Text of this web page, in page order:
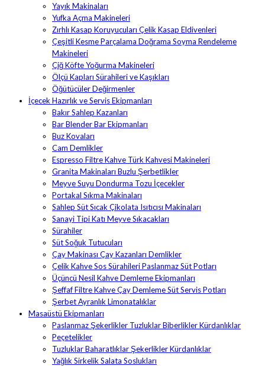
Yayık Makinaları
Yufka Açma Makineleri
Zırhlı Kasap Koruyucuları Çelik Kasap Eldivenleri
Çeşitli Kesme Parçalama Doğrama Soyma Rendeleme
Makineleri
Çiğ Köfte Yoğurma Makineleri
Ölçü Kapları Sürahileri ve Kaşıkları
Öğütücüler Değirmenler
İçecek Hazırlık ve Servis Ekipmanları
Bakır Sahlep Kazanları
Bar Blender Bar Ekipmanları
Buz Kovaları
Cam Demlikler
Espresso Filtre Kahve Türk Kahvesi Makineleri
Granita Makinaları Buzlu Şerbetlikler
Meyve Suyu Dondurma Tozu İçecekler
Portakal Sıkma Makinaları
Sahlep Süt Sıcak Çikolata Isıtıcısı Makinaları
Sanayi Tipi Katı Meyve Sıkacakları
Sürahiler
Süt Soğuk Tutucuları
Çay Makinası Çay Kazanları Demlikler
Çelik Kahve Sos Sürahileri Paslanmaz Süt Potları
Üçüncü Nesil Kahve Demleme Ekipmanları
Şeffaf Filtre Kahve Çay Demleme Süt Servis Potları
Şerbet Ayranlık Limonatalıklar
Masaüstü Ekipmanları
Paslanmaz Şekerlikler Tuzluklar Biberlikler Kürdanlıklar
Peçetelikler
Tuzluklar Baharatlıklar Şekerlikler Kürdanlıklar
Yağlık Sirkelik Salata Soslukları